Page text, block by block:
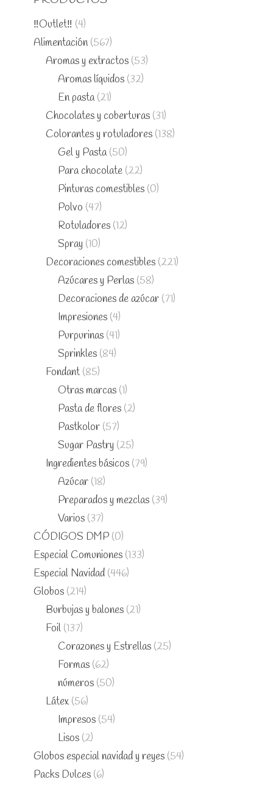
‼️Outlet‼️ (4)
Alimentación (567)
Aromas y extractos (53)
Aromas líquidos (32)
En pasta (21)
Chocolates y coberturas (31)
Colorantes y rotuladores (138)
Gel y Pasta (50)
Para chocolate (22)
Pinturas comestibles (0)
Polvo (47)
Rotuladores (12)
Spray (10)
Decoraciones comestibles (221)
Azúcares y Perlas (58)
Decoraciones de azúcar (71)
Impresiones (4)
Purpurinas (41)
Sprinkles (84)
Fondant (85)
Otras marcas (1)
Pasta de flores (2)
Pastkolor (57)
Sugar Pastry (25)
Ingredientes básicos (79)
Azúcar (18)
Preparados y mezclas (39)
Varios (37)
CÓDIGOS DMP (0)
Especial Comuniones (133)
Especial Navidad (446)
Globos (214)
Burbujas y balones (21)
Foil (137)
Corazones y Estrellas (25)
Formas (62)
números (50)
Látex (56)
Impresos (54)
Lisos (2)
Globos especial navidad y reyes (54)
Packs Dulces (6)